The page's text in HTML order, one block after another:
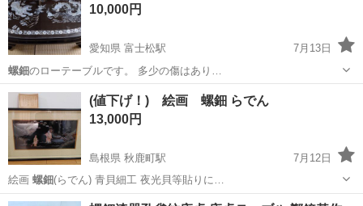
10,000円
愛知県 富士松駅
7月13日
螺鈿のローテーブルです。 多少の傷はあり…
愛知 刈谷市 富士松駅 テーブル 骨董
(値下げ！) 絵画 螺鈿 らでん
13,000円
島根県 秋鹿町駅
7月12日
絵画 螺鈿 (らでん) 青貝細工 夜光貝等貼りに…
島根 松江市 秋鹿町駅 インテリア雑貨/小物 螺鈿